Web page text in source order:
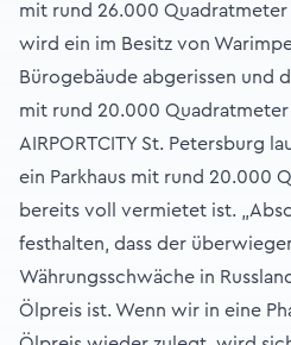
mit rund 26.000 Quadratmeter
wird ein im Besitz von
Bürogebäude abgerissen und
mit rund 20.000
AIRPORTCITY St. Petersburg
ein Parkhaus mit rund 20.000
bereits voll vermietet ist.
festhalten, dass der
Währungsschwäche in
Ölpreis ist. Wenn wir in eine